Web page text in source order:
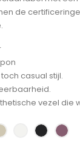
de
casual stijl.
vezel